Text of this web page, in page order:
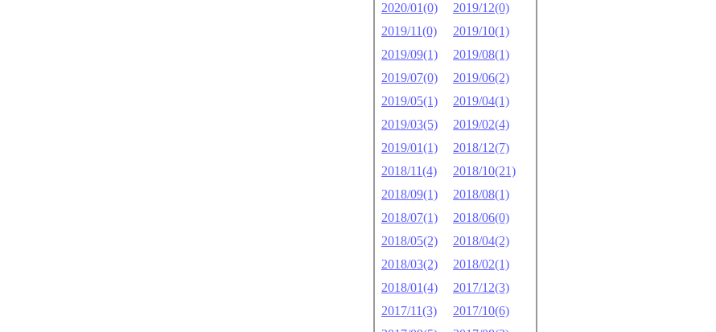
2020/01(0)
2019/12(0)
2019/11(0)
2019/10(1)
2019/09(1)
2019/08(1)
2019/07(0)
2019/06(2)
2019/05(1)
2019/04(1)
2019/03(5)
2019/02(4)
2019/01(1)
2018/12(7)
2018/11(4)
2018/10(21)
2018/09(1)
2018/08(1)
2018/07(1)
2018/06(0)
2018/05(2)
2018/04(2)
2018/03(2)
2018/02(1)
2018/01(4)
2017/12(3)
2017/11(3)
2017/10(6)